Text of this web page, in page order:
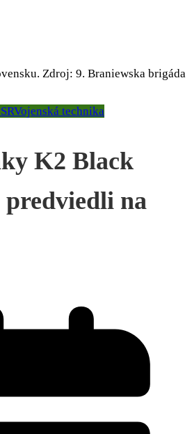
Zdroj: 9. Braniewska brigáda
Vojenská technika
K2 Black
predviedli na